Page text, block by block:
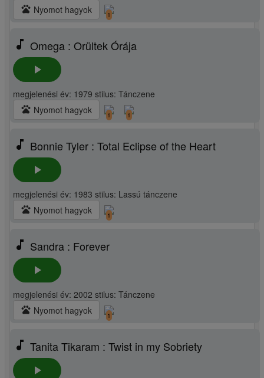
pets Nyomot hagyok 1
music_note Omega : Orültek Órája
play_arrow
megjelenési év: 1979 stilus: Tánczene
pets Nyomot hagyok 1 1
music_note Bonnie Tyler : Total Eclipse of the Heart
play_arrow
megjelenési év: 1983 stilus: Lassú tánczene
pets Nyomot hagyok 1
music_note Sandra : Forever
play_arrow
megjelenési év: 2002 stilus: Tánczene
pets Nyomot hagyok 1
music_note Tanita Tikaram : Twist in my Sobriety
play_arrow